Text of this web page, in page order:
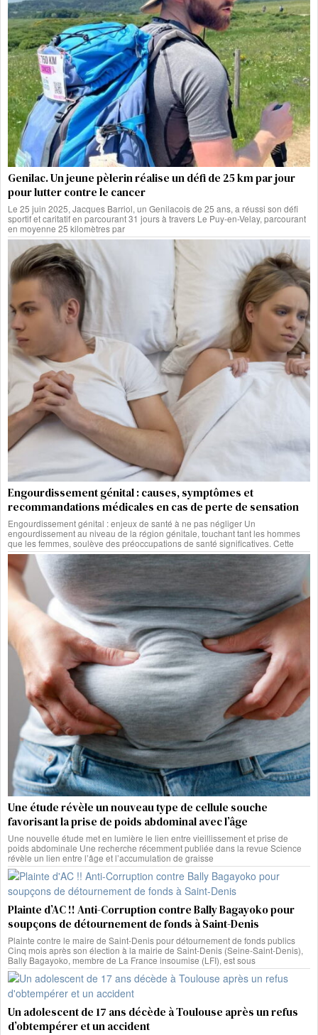
Genilac. Un jeune pèlerin réalise un défi de 25 km par jour
pour lutter contre le cancer
Le 25 juin 2025, Jacques Barriol, un Genilacois de 25 ans, a réussi son défi
sportif et caritatif en parcourant 31 jours à travers Le Puy-en-Velay, parcourant
en moyenne 25 kilomètres par
Engourdissement génital : causes, symptômes et
recommandations médicales en cas de perte de sensation
Engourdissement génital : enjeux de santé à ne pas négliger Un
engourdissement au niveau de la région génitale, touchant tant les hommes
que les femmes, soulève des préoccupations de santé significatives. Cette
Une étude révèle un nouveau type de cellule souche
favorisant la prise de poids abdominal avec l’âge
Une nouvelle étude met en lumière le lien entre vieillissement et prise de
poids abdominale Une recherche récemment publiée dans la revue Science
révèle un lien entre l’âge et l’accumulation de graisse
Plainte d’AC !! Anti-Corruption contre Bally Bagayoko pour
soupçons de détournement de fonds à Saint-Denis
Plainte contre le maire de Saint-Denis pour détournement de fonds publics
Cinq mois après son élection à la mairie de Saint-Denis (Seine-Saint-Denis),
Bally Bagayoko, membre de La France insoumise (LFI), est sous
Un adolescent de 17 ans décède à Toulouse après un refus
d’obtempérer et un accident